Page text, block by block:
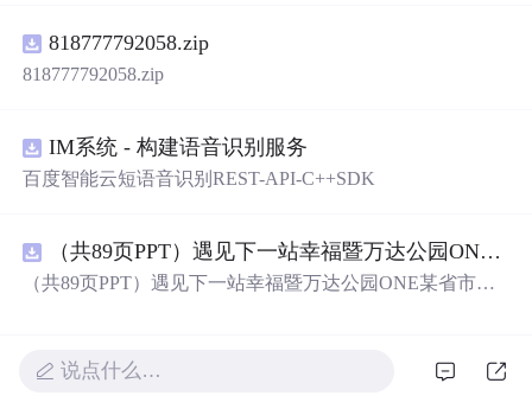
含光伏阵列、Boost型DC-DC变换器、双向DC-DC变换器
与锂离子电池储能系统的完整拓扑结构，结合光伏最大功
架构，集成电压外环与电流内环双闭环控制策略，确保在
光照强度波动、负载突变等动态工况下维持母线电压稳
定。在Simulink环境中搭建全系统仿真模型，验证了控制策
在无外部电网支撑下的自主运行能力和电能质量水平。; 适
合人群：具备电力电子、自动控制与新能源系统基础知识
的电气工程及相关专业研究生、科研人员，以及从事光伏
的建模与仿真分析；②指导实际工程中48V直流微网的电
818777792058.zip
818777792058.zip
IM系统 - 构建语音识别服务
百度智能云短语音识别REST-API-C++SDK
（共89页PPT）遇见下一站幸福暨万达公园ONE某省市热气球生活艺术节活动策划方案.pptx
（共89页PPT）遇见下一站幸福暨万达公园ONE某省市热
说点什么…